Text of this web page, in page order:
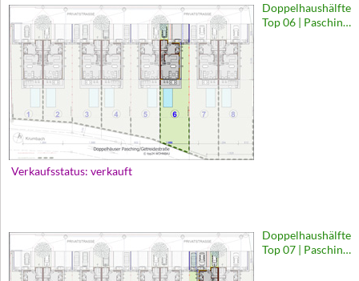
Doppelhaushälfte
Top 06 | Pasching,
Verkaufsstatus: verkauft
Doppelhaushälfte
Top 07 | Pasching,